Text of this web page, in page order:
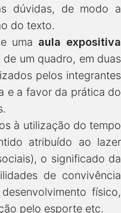
dúvidas, de modo a
do texto.
uma aula expositiva
um quadro, em duas
pelos integrantes
e a favor da prática do
à utilização do tempo
atribuído ao lazer
o significado da
de convivência
físico,
pelo esporte etc.